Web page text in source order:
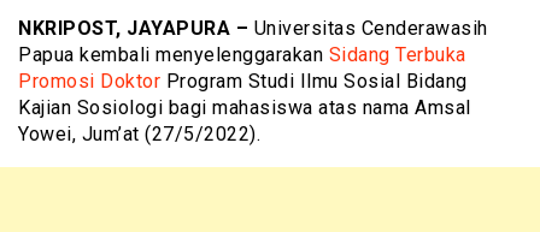
NKRIPOST, JAYAPURA – Universitas Cenderawasih
Papua kembali menyelenggarakan Sidang Terbuka
Promosi Doktor Program Studi Ilmu Sosial Bidang
Kajian Sosiologi bagi mahasiswa atas nama Amsal
Yowei, Jum’at (27/5/2022).